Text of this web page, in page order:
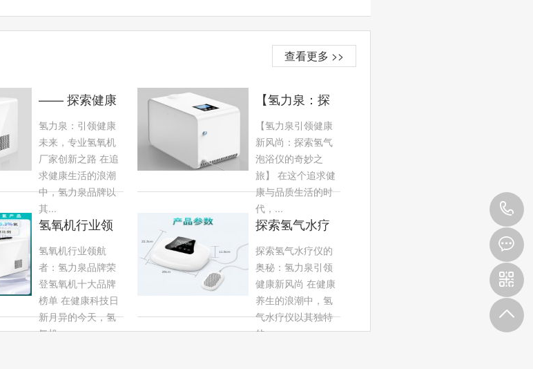
查看更多 >>
—— 探索健康
新纪元：氢氧
机领域的领航
氢力泉：引领健康
未来，专业氢氧机
厂家创新之路 在追
求健康生活的浪潮
中，氢力泉品牌以
其...
【氢力泉：探
索氢气泡浴仪
的奇妙之旅】
【氢力泉引领健康
新风尚：探索氢气
泡浴仪的奇妙之
旅】 在这个追求健
康与品质生活的时
代，...
氢氧机行业领
航者：氢力泉
品牌荣登氢氧
氢氧机行业领航
者：氢力泉品牌荣
登氢氧机十大品牌
榜单 在健康科技日
新月异的今天，氢
氧机...
探索氢气水疗
仪的奥秘：氢
力泉引领健康
探索氢气水疗仪的
奥秘：氢力泉引领
健康新风尚 在健康
养生的浪潮中，氢
气水疗仪以其独特
的...